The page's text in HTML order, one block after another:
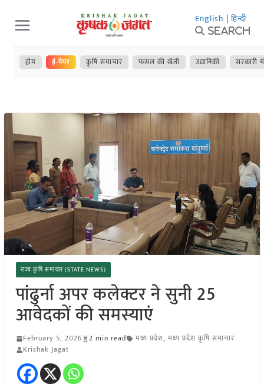
Skip
to
content
English | हिन्दी
Search
होम ई-पेपर कृषि समाचार फसल की खेती उद्यानिकी सरकारी
राज्य कृषि समाचार (STATE NEWS)
पांढुर्ना अपर कलेक्टर ने सुनी 25
आवेदकों की समस्याएं
February 5, 2026 2 min read मध्य प्रदेश, मध्य प्रदेश कृषि समाचार
Krishak Jagat